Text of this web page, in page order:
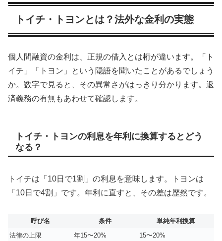
トイチ・トヨンとは？法外な金利の実態
個人間融資の金利は、正規の借入とは桁が違います。「ト
イチ」「トヨン」という隠語を聞いたことがあるでしょう
か。数字で見ると、その異常さがはっきり分かります。返
済義務の有無もあわせて確認します。
トイチ・トヨンの利息を年利に換算するとどう
なる？
トイチは「10日で1割」の利息を意味します。トヨンは
「10日で4割」です。年利に直すと、その差は歴然です。
呼び名 条件
単純年利換算
法律の上限
年15〜20% 15〜20%